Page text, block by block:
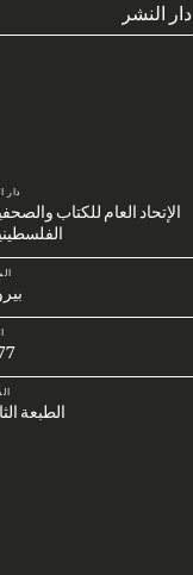
دار النشر
دار
الإتحاد العام للكتاب
الطبعة